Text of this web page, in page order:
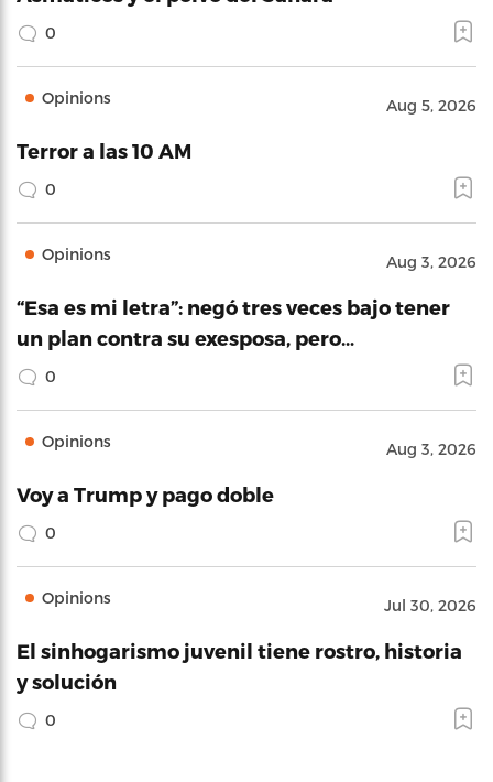
0
Opinions Aug 5, 2026
Terror a las 10 AM
0
Opinions Aug 3, 2026
“Esa es mi letra”: negó tres veces bajo tener
un plan contra su exesposa, pero…
0
Opinions Aug 3, 2026
Voy a Trump y pago doble
0
Opinions Jul 30, 2026
El sinhogarismo juvenil tiene rostro, historia
y solución
0